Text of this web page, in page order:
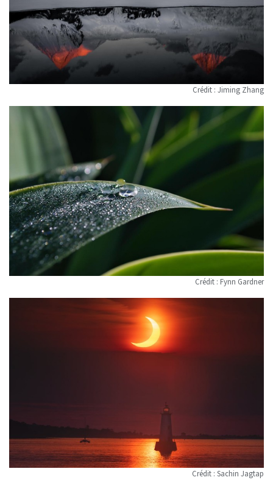
Crédit : Jiming Zhang
Crédit : Fynn Gardner
Crédit : Sachin Jagtap